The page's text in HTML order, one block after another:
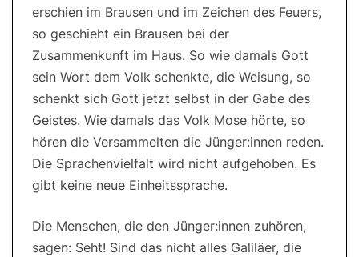
erschien im Brausen und im Zeichen des Feuers,
so geschieht ein Brausen bei der
Zusammenkunft im Haus. So wie damals Gott
sein Wort dem Volk schenkte, die Weisung, so
schenkt sich Gott jetzt selbst in der Gabe des
Geistes. Wie damals das Volk Mose hörte, so
hören die Versammelten die Jünger:innen reden.
Die Sprachenvielfalt wird nicht aufgehoben. Es
gibt keine neue Einheitssprache.
Die Menschen, die den Jünger:innen zuhören,
sagen: Seht! Sind das nicht alles Galiläer, die